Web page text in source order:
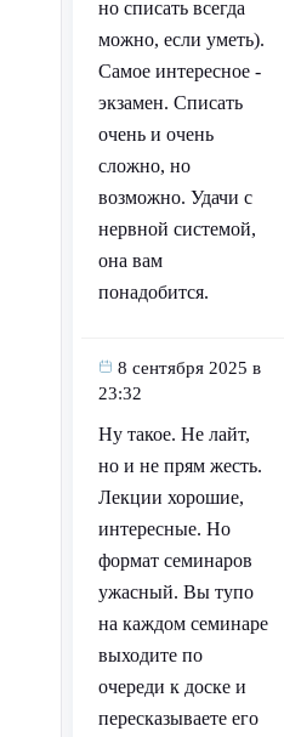
но списать всегда
можно, если уметь).
Самое интересное -
экзамен. Списать
очень и очень
сложно, но
возможно. Удачи с
нервной системой,
она вам
понадобится.
8 сентября 2025 в
23:32
Ну такое. Не лайт,
но и не прям жесть.
Лекции хорошие,
интересные. Но
формат семинаров
ужасный. Вы тупо
на каждом семинаре
выходите по
очереди к доске и
пересказываете его